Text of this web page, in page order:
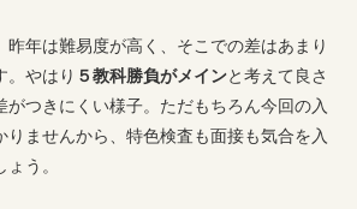
年は難易度が高く、そこでの差はあまり
。やはり ５教科勝負がメインと考えて良さ
がつきにくい様子。ただもちろん今回の入
りませんから、特色検査も面接も気合を入
う。